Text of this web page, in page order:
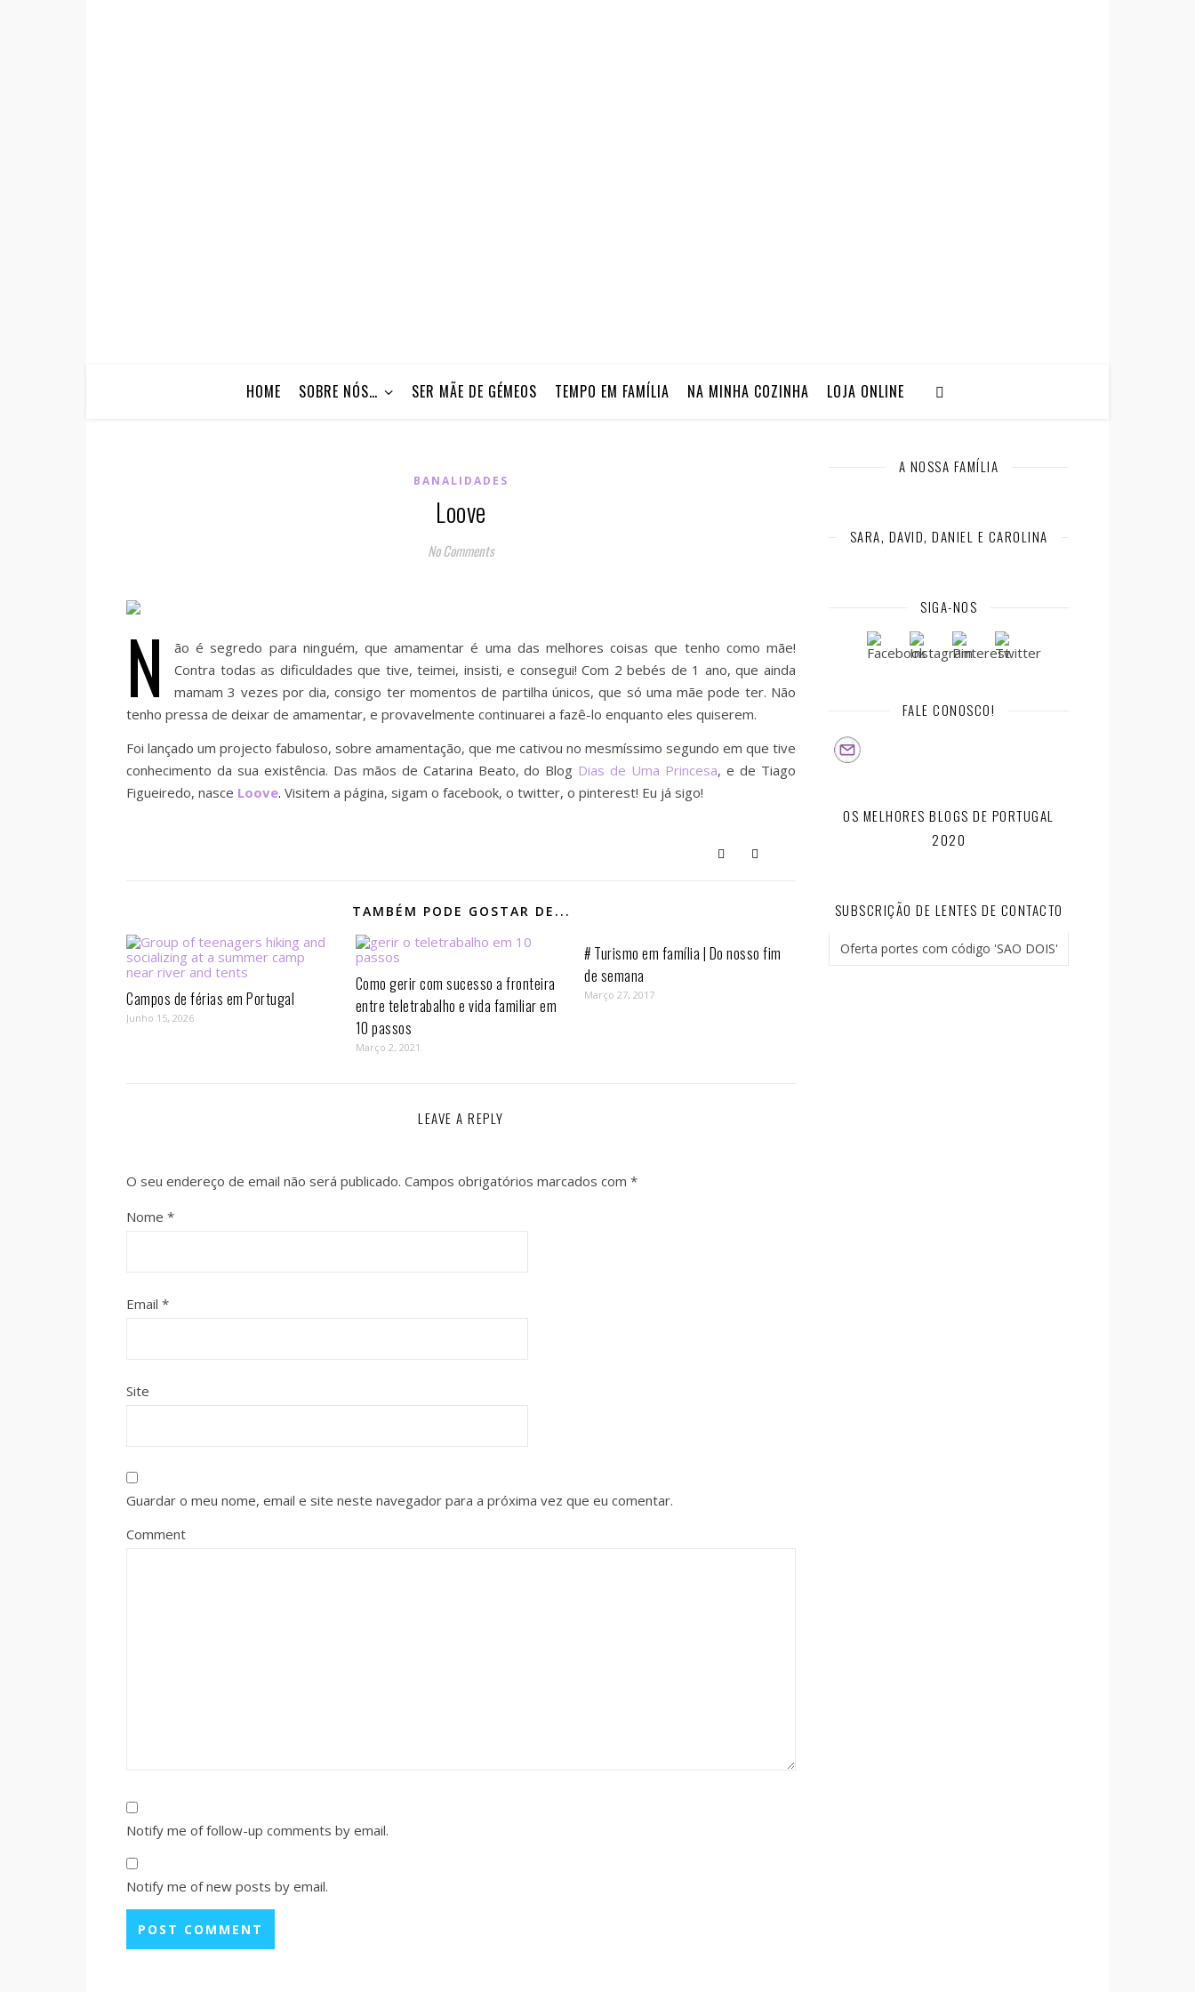
HOME SOBRE NÓS… SER MÃE DE GÉMEOS TEMPO EM FAMÍLIA NA MINHA COZINHA LOJA ONLINE
BANALIDADES
Loove
No Comments
N
ão é segredo para ninguém, que amamentar é uma das melhores coisas que tenho como mãe!
Contra todas as dificuldades que tive, teimei, insisti, e consegui! Com 2 bebés de 1 ano, que ainda
mamam 3 vezes por dia, consigo ter momentos de partilha únicos, que só uma mãe pode ter. Não
tenho pressa de deixar de amamentar, e provavelmente continuarei a fazê-lo enquanto eles quiserem.
Foi lançado um projecto fabuloso, sobre amamentação, que me cativou no mesmíssimo segundo em que tive
conhecimento da sua existência. Das mãos de Catarina Beato, do Blog Dias de Uma Princesa, e de Tiago
Figueiredo, nasce Loove. Visitem a página, sigam o facebook, o twitter, o pinterest! Eu já sigo!
TAMBÉM PODE GOSTAR DE...
Campos de férias em Portugal
Junho 15, 2026
Como gerir com sucesso a fronteira
entre teletrabalho e vida familiar em
10 passos⁣
Março 2, 2021
# Turismo em família | Do nosso fim
de semana
Março 27, 2017
LEAVE A REPLY
O seu endereço de email não será publicado. Campos obrigatórios marcados com *
Nome *
Email *
Site
Guardar o meu nome, email e site neste navegador para a próxima vez que eu comentar.
Comment
Notify me of follow-up comments by email.
Notify me of new posts by email.
A NOSSA FAMÍLIA
SARA, DAVID, DANIEL E CAROLINA
SIGA-NOS
FALE CONOSCO!
OS MELHORES BLOGS DE PORTUGAL
2020
SUBSCRIÇÃO DE LENTES DE CONTACTO
Oferta portes com código 'SAO DOIS'